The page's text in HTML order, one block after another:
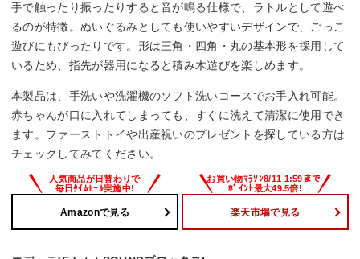
手で触ったり振ったりすると音が鳴る仕様で、ラトルとして遊べ
るのが特徴。ぬいぐるみとしても使いやすいデザインで、ごっこ
遊びにもぴったりです。形は三角・四角・丸の基本形を採用して
いるため、指先が器用になると積み木遊びを楽しめます。
本製品は、手洗いや洗濯機のソフト洗いコースでお手入れ可能。
赤ちゃんが口に入れてしまっても、すぐに洗えて清潔に使用でき
ます。ファーストトイや出産祝いのプレゼントを探している方は
チェックしてみてください。
Amazonで見る 楽天市場で見る